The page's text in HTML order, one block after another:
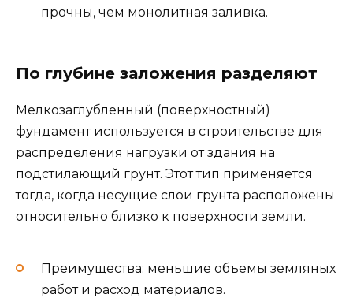
прочны, чем монолитная заливка.
По глубине заложения разделяют
Мелкозаглубленный (поверхностный)
фундамент используется в строительстве для
распределения нагрузки от здания на
подстилающий грунт. Этот тип применяется
тогда, когда несущие слои грунта расположены
относительно близко к поверхности земли.
Преимущества: меньшие объемы земляных
работ и расход материалов.